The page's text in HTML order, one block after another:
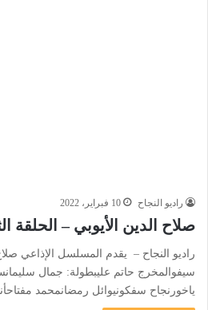
راديو النجاح 10 فبراير، 2022
صلاح الدين الأيوبي – الحلقة
راديو النجاح – يقدم المسلسل الإذاعي صلاح
سيفوالمخرج حاتم عليبطولة: جمال
ياخورنجاح سفكونيوائل رمضانمحمد